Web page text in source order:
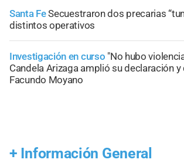
Santa FeSecuestraron dos precarias
distintos operativos
Investigación en curso "No hubo
Candela Arizaga amplió su declaración y
Facundo Moyano
+ Información General